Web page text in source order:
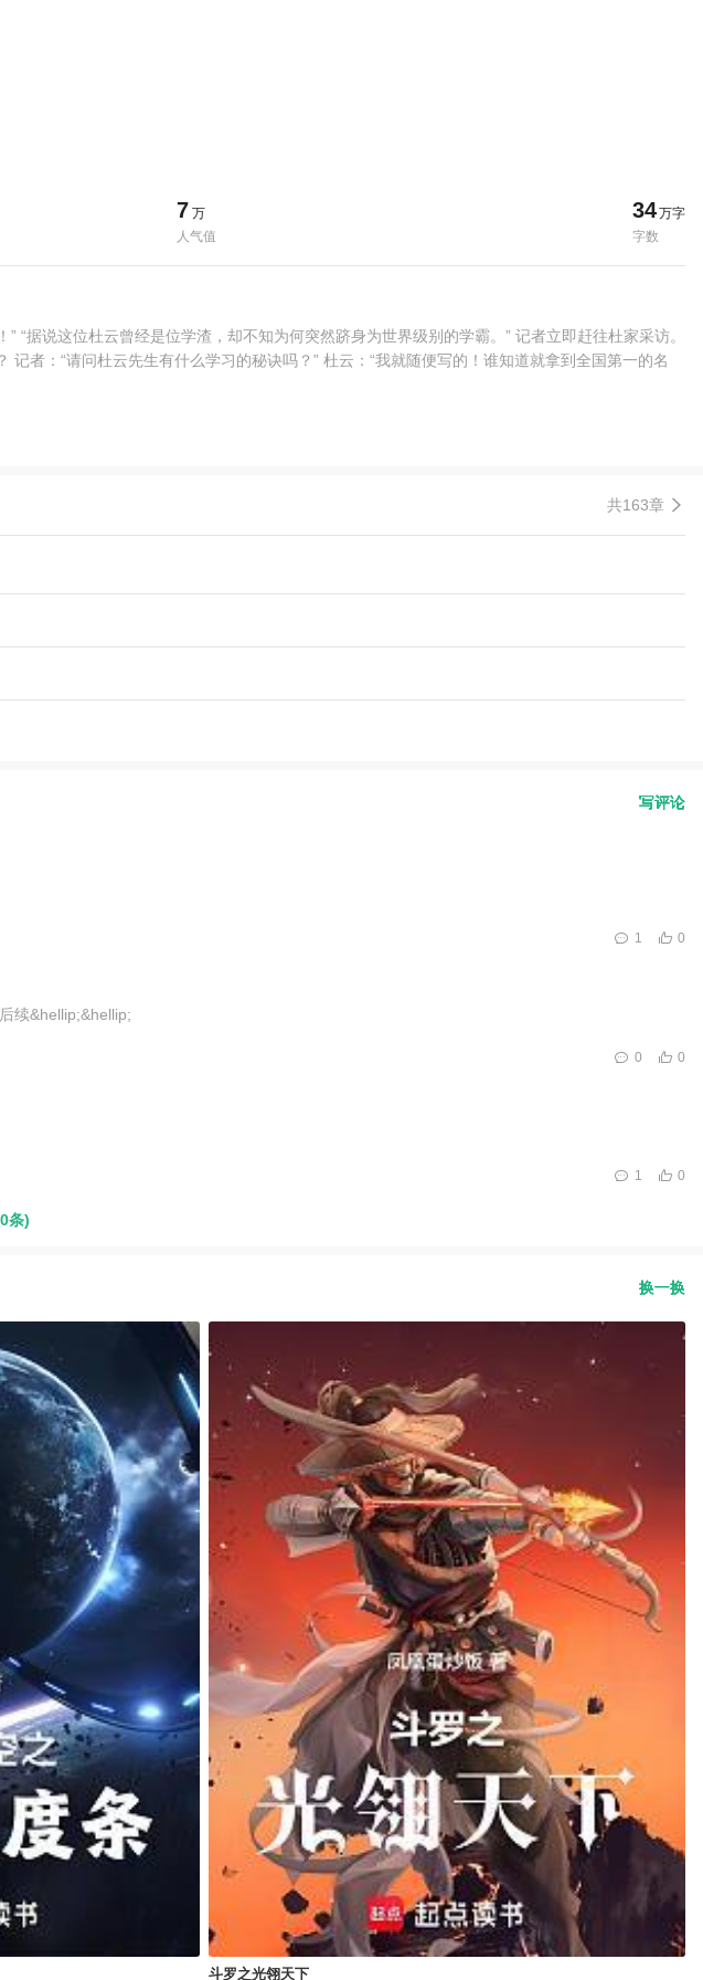
7 万
人气值
34万字
字数
据说这位杜云曾经是位学渣，却不知为何突然跻身为世界级别的学霸。” 记者立即赶往杜家采访。
者：“请问杜云先生有什么学习的秘诀吗？” 杜云：“我就随便写的！谁知道就拿到全国第一的名
共163章
写评论
0
1
续&hellip;&hellip;
0
0
0
1
条)
换一换
斗罗之光翎天下